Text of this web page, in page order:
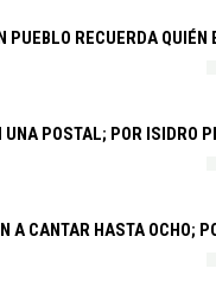
RECUERDA QUIÉN
POSTAL; POR ISIDRO
A CANTAR HASTA OCHO;